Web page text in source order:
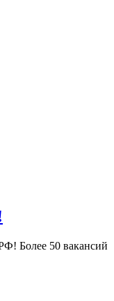
Более 50 вакансий